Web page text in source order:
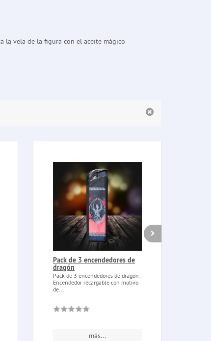
la vela de la figura con el aceite mágico
Pack de 3 encendedores de
dragón
Pack de 3 encendedores de dragón .
Encendedor recargable con motivo
de...
más...